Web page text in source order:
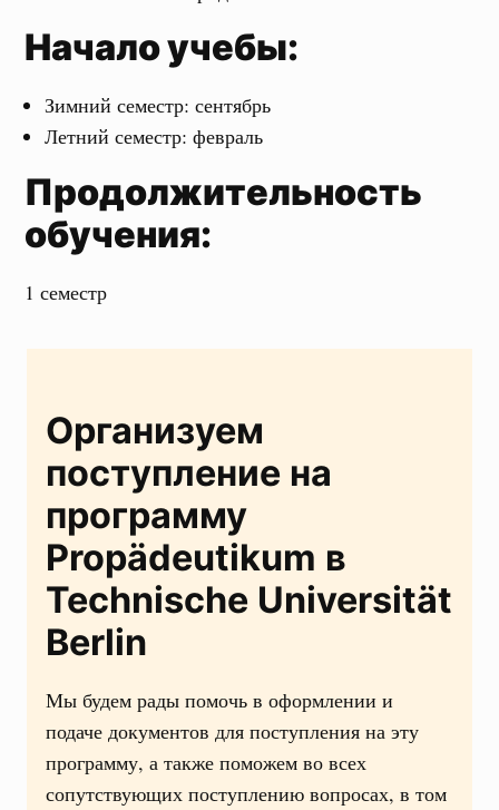
Начало учебы:
Зимний семестр: сентябрь
Летний семестр: февраль
Продолжительность
обучения:
1 семестр
Организуем
поступление на
программу
Propädeutikum в
Technische Universität
Berlin
Мы будем рады помочь в оформлении и
подаче документов для поступления на эту
программу, а также поможем во всех
сопутствующих поступлению вопросах, в том